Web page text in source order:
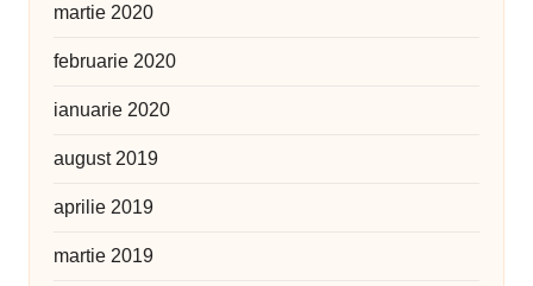
martie 2020
februarie 2020
ianuarie 2020
august 2019
aprilie 2019
martie 2019